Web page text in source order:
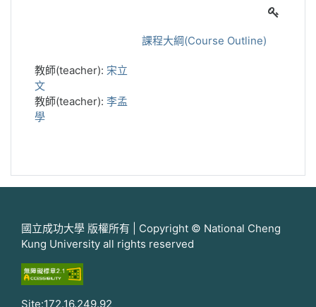
課程大綱(Course Outline)
教師(teacher): 宋立
文
教師(teacher): 李孟
學
國立成功大學 版權所有 | Copyright © National Cheng
Kung University all rights reserved
Site:172.16.249.92